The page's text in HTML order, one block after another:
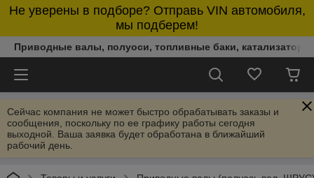
Не уверены в подборе? Отправь VIN автомобиля,
мы подберем!
Приводные валы, полуоси, топливные баки,
Сейчас компания не может быстро обрабатывать заказы и
сообщения, поскольку по ее графику работы сегодня
выходной. Ваша заявка будет обработана в ближайший
рабочий день.